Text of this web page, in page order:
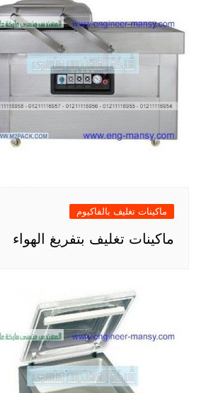
ماكينات تغليف بالفاكيوم
ماكينات تغليف بتفريغ الهواء